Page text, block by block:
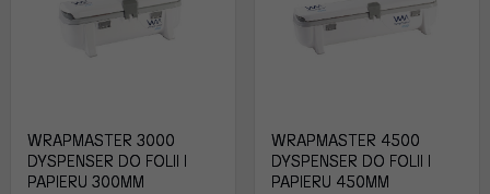
WRAPMASTER 3000
DYSPENSER DO FOLII I
PAPIERU 300MM
WRAPMASTER 4500
DYSPENSER DO FOLII I
PAPIERU 450MM